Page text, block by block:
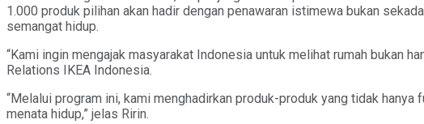
1.000 produk pilihan akan hadir dengan penawaran istimewa bukan
semangat hidup.
“Kami ingin mengajak masyarakat Indonesia untuk melihat rumah bukan
Relations IKEA Indonesia.
“Melalui program ini, kami menghadirkan produk-produk yang tidak
menata hidup,” jelas Ririn.